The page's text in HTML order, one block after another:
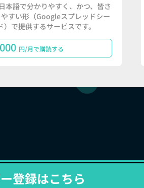
本語で分かりやすく、かつ、皆さ
すい形（Googleスプレッドシー
で提供するサービスです。
円/月で購読する
登録はこちら